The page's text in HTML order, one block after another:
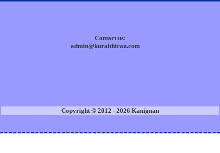
Contact us:
admin@kuralthiran.com
Copyright © 2012 - 2026 Kanignan